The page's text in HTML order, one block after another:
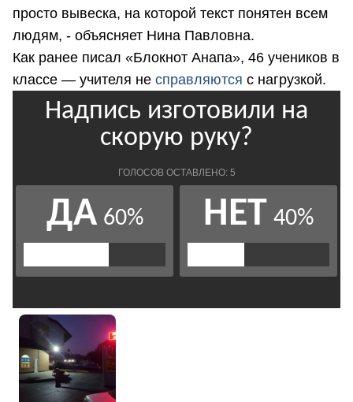
просто вывеска, на которой текст понятен всем
людям, - объясняет Нина Павловна.
Как ранее писал «Блокнот Анапа», 46 учеников в
классе — учителя не справляются с нагрузкой.